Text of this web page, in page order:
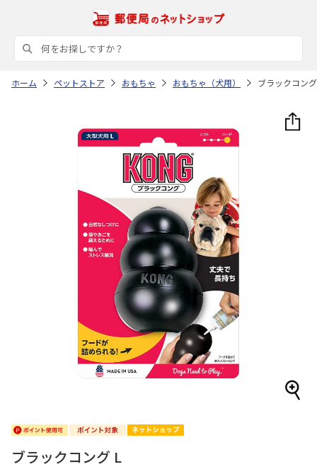
ホーム ペットストア おもちゃ おもちゃ（犬用） ブラックコン
ブラックコング L